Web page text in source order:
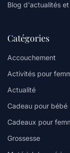
Blog d'actualités
Catégories
Accouchement
Activités pour
Actualité
Cadeau pour bébé
Cadeaux pour
Grossesse